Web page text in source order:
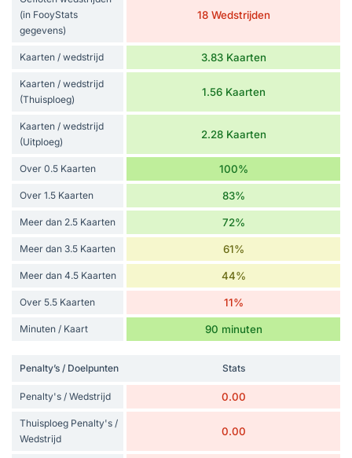
(in FooyStats
gegevens)
18 Wedstrijden
Kaarten / wedstrijd 3.83 Kaarten
Kaarten / wedstrijd
(Thuisploeg)
1.56 Kaarten
Kaarten / wedstrijd
(Uitploeg)
2.28 Kaarten
Over 0.5 Kaarten 100%
Over 1.5 Kaarten 83%
Meer dan 2.5 Kaarten 72%
Meer dan 3.5 Kaarten 61%
Meer dan 4.5 Kaarten 44%
Over 5.5 Kaarten 11%
Minuten / Kaart 90 minuten
Penalty’s / Doelpunten Stats
Penalty's / Wedstrijd 0.00
Thuisploeg Penalty's /
Wedstrijd
0.00